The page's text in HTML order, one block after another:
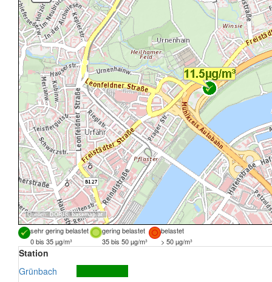
Quellen: DORIS,basemap.at
sehr gering belastet gering belastet
belastet
0 bis 35 µg/m³
35 bis 50 µg/m³ > 50 µg/m³
Station
Grünbach